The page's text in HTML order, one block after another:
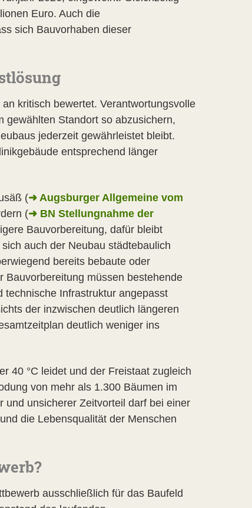
Euro. Auch die
sich Bauvorhaben dieser
kritisch bewertet. Verantwortungsvolle
gewählten Standort so abzusichern,
jederzeit gewährleistet bleibt.
entsprechend länger
(➜ Augsburger Allgemeine vom
(➜ BN Stellungnahme der
Bauvorbereitung, dafür bleibt
auch der Neubau städtebaulich
bereits bebaute oder
Bauvorbereitung müssen bestehende
technische Infrastruktur angepasst
der inzwischen deutlich längeren
deutlich weniger ins
40 °C leidet und der Freistaat zugleich
von mehr als 1.300 Bäumen im
und unsicherer Zeitvorteil darf bei einer
die Lebensqualität der Menschen
ausschließlich für das Baufeld